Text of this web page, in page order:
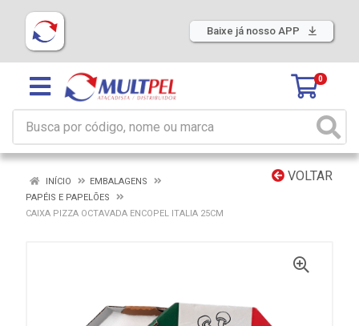
Baixe já nosso APP
0
VOLTAR
INÍCIO
EMBALAGENS
PAPÉIS E PAPELÕES
CAIXA PIZZA OCTAVADA ENCOPEL ITALIA 25CM